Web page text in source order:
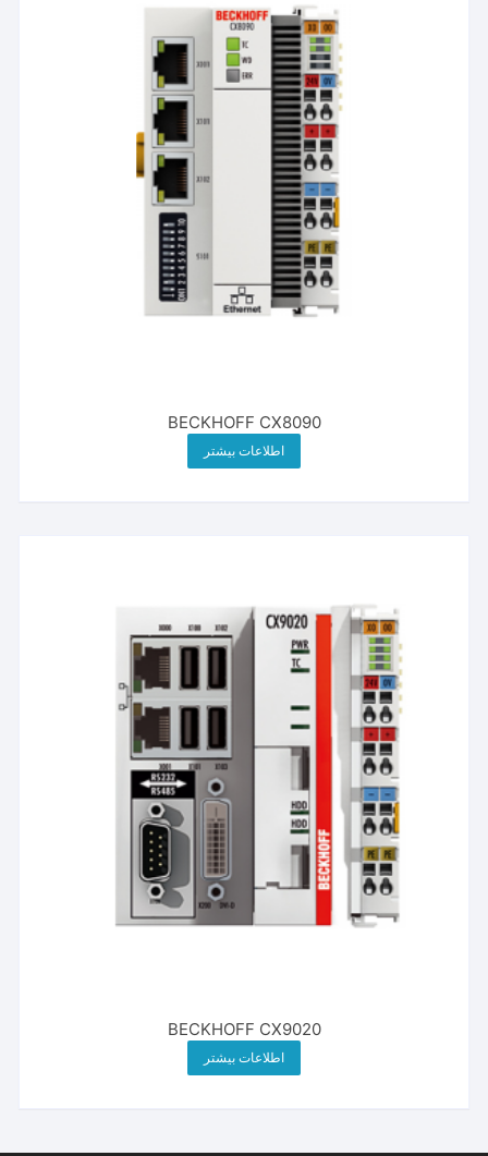
BECKHOFF CX8090
اطلاعات بیشتر
BECKHOFF CX9020
اطلاعات بیشتر